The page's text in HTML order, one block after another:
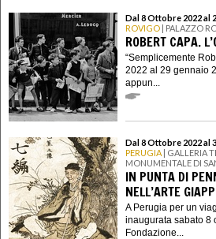
Dal 8 Ottobre 2022 al
ROVIGO | PALAZZO
ROBERT CAPA.
“Semplicemente
2022 al 29 gennaio
appun...
Dal 8 Ottobre 2022 al
PERUGIA | GALLERIA
MONUMENTALE DI
IN PUNTA DI
NELL’ARTE
A Perugia per un
inaugurata sabato 8
Fondazione...